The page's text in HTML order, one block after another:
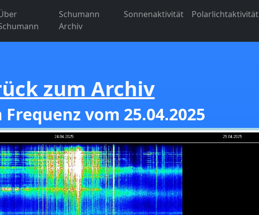
Schumann
Archiv
Sonnenaktivität Polarlichtaktivität
zum Archiv
vom 25.04.2025